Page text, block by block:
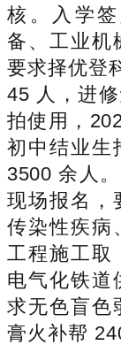
核。入学
备、工业机
要求择优登
45 人，进
拍使用，
初中结业生
3500 余人
现场报名，
传染性疾病
工程施工取
电气化铁道
求无色盲色
膏火补帮